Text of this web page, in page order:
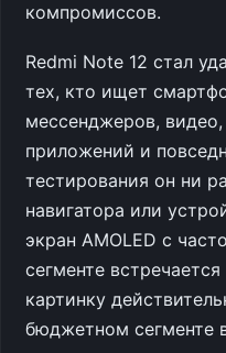
компромиссов.
Redmi Note 12 стал
тех, кто ищет
мессенджеров, видео,
приложений и
тестирования он ни
навигатора или
экран AMOLED с
сегменте
картинку
бюджетном сегменте